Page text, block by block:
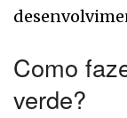
Como
verde?